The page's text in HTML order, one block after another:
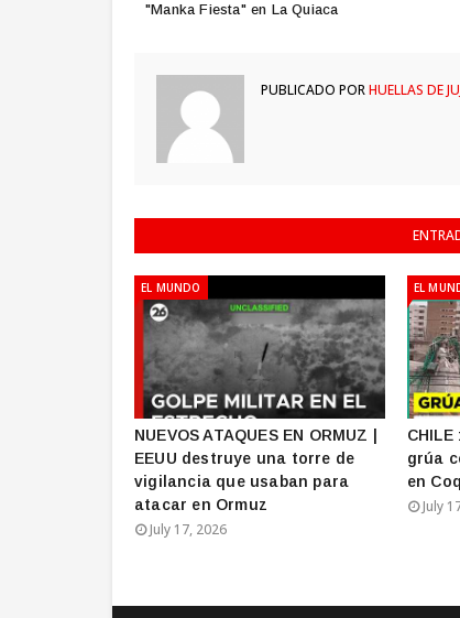
"Manka Fiesta" en La Quiaca
PUBLICADO PORHUELLAS DE
EL MUNDO
NUEVOS ATAQUES EN ORMUZ |
EEUU destruye una torre de
vigilancia que usaban para
atacar en Ormuz
July 17, 2026
EL
grúa
en
July